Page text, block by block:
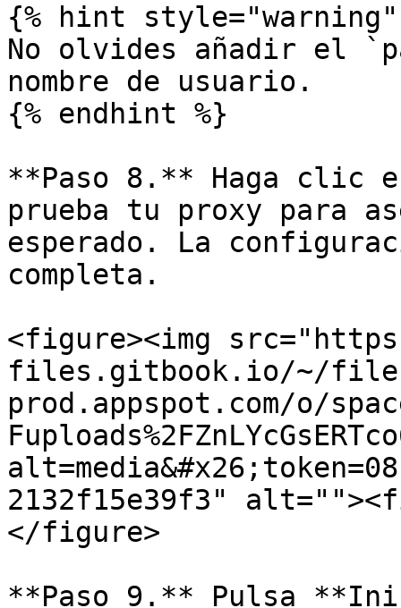
{% hint style="warning"
No olvides añadir el
nombre de usuario.
{% endhint %}
**Paso 8.** Haga clic
prueba tu proxy para
esperado. La
completa.
<figure><img
files.gitbook.io/~/
prod.appspot.com/o/
2132f15e39f3"
</figure>
**Paso 9.** Pulsa